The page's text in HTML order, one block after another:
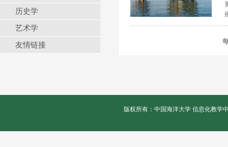
历史学
艺术学
友情链接
版权所有：中国海洋大学 信息化教学